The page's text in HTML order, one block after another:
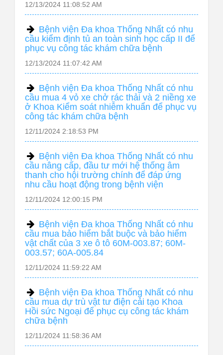
12/13/2024 11:08:52 AM
Bệnh viện Đa khoa Thống Nhất có nhu
cầu kiểm định tủ an toàn sinh học cấp II để
phục vụ công tác khám chữa bệnh
12/13/2024 11:07:42 AM
Bệnh viện Đa khoa Thống Nhất có nhu
cầu mua 4 vỏ xe chở rác thải và 2 niềng xe
ở Khoa Kiểm soát nhiễm khuẩn để phục vụ
công tác khám chữa bệnh
12/11/2024 2:18:53 PM
Bệnh viện Đa khoa Thống Nhất có nhu
cầu nâng cấp, đầu tư mới hệ thống âm
thanh cho hội trường chính để đáp ứng
nhu cầu hoạt động trong bệnh viện
12/11/2024 12:00:15 PM
Bệnh viện Đa khoa Thống Nhất có nhu
cầu mua bảo hiểm bắt buộc và bảo hiểm
vật chất của 3 xe ô tô 60M-003.87; 60M-
003.57; 60A-005.84
12/11/2024 11:59:22 AM
Bệnh viện Đa khoa Thống Nhất có nhu
cầu mua dự trù vật tư điện cải tạo Khoa
Hồi sức Ngoại để phục cụ công tác khám
chữa bệnh
12/11/2024 11:58:36 AM